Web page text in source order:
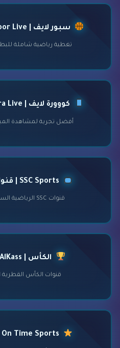
سبور لايف | Spor Live - بث رياضي شامل
تغطية رياضية شاملة
كووورة لايف | Kooora Live - أفضل تجربة
أفضل تجربة لمشاهدة
قنوات SSC الرياضية السعودية بث مباشر HD
الكأس | AlKass - قنوات قطرية
قنوات الكأس القطرية